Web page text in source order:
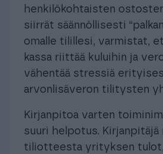
henkilökohtaisten
siirrät säännöllisesti
omalle tilillesi, varmistat,
kassa riittää kuluihin ja
vähentää stressiä
arvonlisäveron tilitysten
Kirjanpitoa varten
suuri helpotus. Kirjanpitäjä
tiliotteesta yrityksen